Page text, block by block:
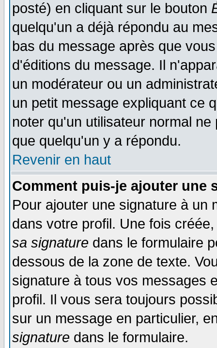
posté) en cliquant sur le bouton
quelqu'un a déjà répondu au
bas du message après que
d'éditions du message. Il
un modérateur ou un
un petit message expliquant ce
noter qu'un utilisateur normal
que quelqu'un y a répondu.
Revenir en haut
Comment puis-je ajouter une
Pour ajouter une signature à un
dans votre profil. Une fois
sa signature dans le formulaire
dessous de la zone de texte.
signature à tous vos messages
profil. Il vous sera toujours
sur un message en particulier,
signature dans le formulaire.